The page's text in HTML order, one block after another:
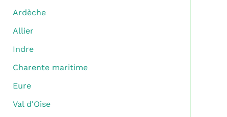
Ardèche
Allier
Indre
Charente maritime
Eure
Val d'Oise